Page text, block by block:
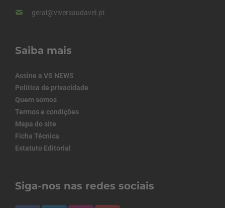
geral@viversaudavel.pt
Saiba mais
Assine a VS NEWS
Política de privacidade
Quem somos
Termos e condições
Mapa do site
Ficha Técnica
Estatuto Editorial
Siga-nos nas redes sociais